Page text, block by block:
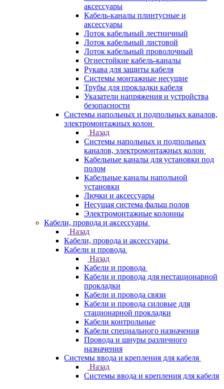
аксессуары
Кабель-каналы плинтусные и
аксессуары
Лоток кабельный лестничный
Лоток кабельный листовой
Лоток кабельный проволочный
Огнестойкие кабель-каналы
Рукава для защиты кабеля
Системы монтажные несущие
Трубы для прокладки кабеля
Указатели напряжения и устройства
безопасности
Системы напольных и подпольных каналов,
электромонтажных колон
Назад
Системы напольных и подпольных
каналов, электромонтажных колон
Кабельные каналы для установки под
полом
Кабельные каналы напольной
установки
Лючки и аксессуары
Несущая система фальш полов
Электромонтажные колонны
Кабели, провода и аксессуары
Назад
Кабели, провода и аксессуары
Кабели и провода
Назад
Кабели и провода
Кабели и провода для нестационарной
прокладки
Кабели и провода связи
Кабели и провода силовые для
стационарной прокладки
Кабели контрольные
Кабели специального назначения
Провода и шнуры различного
назначения
Системы ввода и крепления для кабеля
Назад
Системы ввода и крепления для кабеля